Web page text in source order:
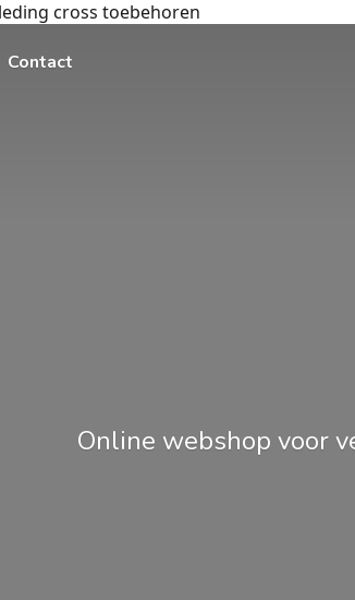
cross toebehoren
Contact
Online webshop voor